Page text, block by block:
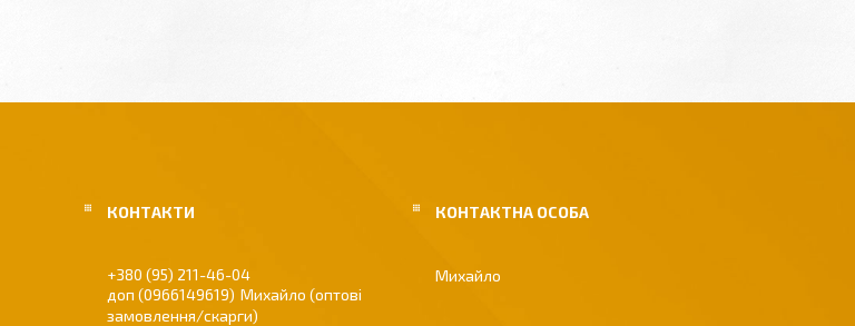
+380 (95) 211-46-04
0966149619
Михайло (оптові
замовлення/скарги)
Михайло